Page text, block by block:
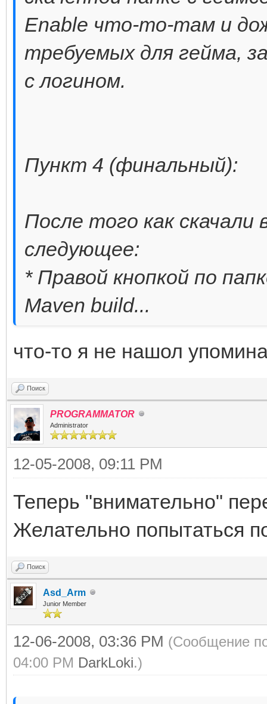
Enable что-то-там и
требуемых для гейма,
с логином.
Пункт 4 (финальный):
После того как скачали
следующее:
* Правой кнопкой по
Maven build...
что-то я не нашол
Поиск
PROGRAMMATOR
Administrator
12-05-2008, 09:11 PM
Теперь "внимательно"
Желательно попытаться
Поиск
Asd_Arm
Junior Member
12-06-2008, 03:36 PM (Сообщение
04:00 PM DarkLoki.)